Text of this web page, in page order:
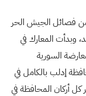
فصائل الجيش الحر
وبدأت المعارك في
السورية
إدلب بالكامل في
ثم اكتمل تحرير كل أركان المحافظة في